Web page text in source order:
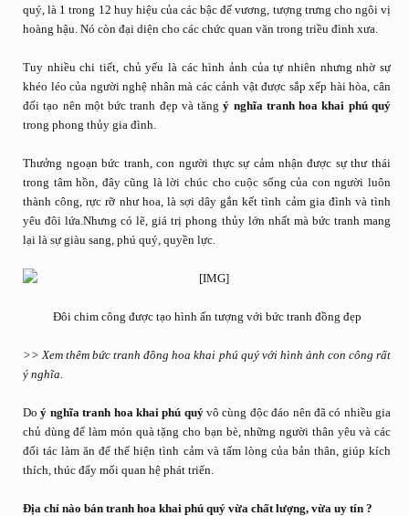
quý, là 1 trong 12 huy hiệu của các bậc đế vương, tượng trưng cho ngôi vị
hoàng hậu. Nó còn đại diện cho các chức quan văn trong triều đình xưa.
Tuy nhiều chi tiết, chủ yếu là các hình ảnh của tự nhiên nhưng nhờ sự
khéo léo của người nghệ nhân mà các cảnh vật được sắp xếp hài hòa, cân
đối tạo nên một bức tranh đẹp và tăngý nghĩa tranh hoa khai phú quý
trong phong thủy gia đình.
Thưởng ngoạn bức tranh, con người thực sự cảm nhận được sự thư thái
trong tâm hồn, đây cũng là lời chúc cho cuộc sống của con người luôn
thành công, rực rỡ như hoa, là sợi dây gắn kết tình cảm gia đình và tình
yêu đôi lứa.Nhưng có lẽ, giá trị phong thủy lớn nhất mà bức tranh mang
lại là sự giàu sang, phú quý, quyền lực.
Đôi chim công được tạo hình ấn tượng với bức tranh đồng đẹp​
>> Xem thêm bức tranh đồng hoa khai phú quý với hình ảnh con công rất
ý nghĩa.
Doý nghĩa tranh hoa khai phú quývô cùng độc đáo nên đã có nhiều gia
chủ dùng để làm món quà tặng cho bạn bè, những người thân yêu và các
đối tác làm ăn để thể hiện tình cảm và tấm lòng của bản thân, giúp kích
thích, thúc đẩy mối quan hệ phát triển.
Địa chỉ nào bán tranh hoa khai phú quý vừa chất lượng, vừa uy tín ?